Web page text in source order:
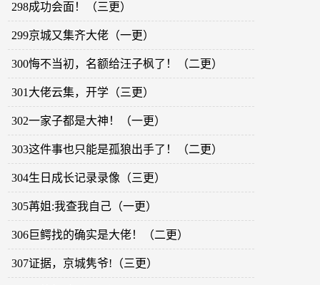
298成功会面！（三更）
299京城又集齐大佬（一更）
300悔不当初，名额给汪子枫了！（二更）
301大佬云集，开学（三更）
302一家子都是大神！（一更）
303这件事也只能是孤狼出手了！（二更）
304生日成长记录录像（三更）
305苒姐:我查我自己（一更）
306巨鳄找的确实是大佬！（二更）
307证据，京城隽爷!（三更）